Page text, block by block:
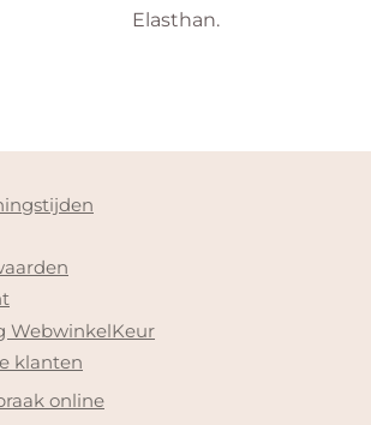
Elasthan.
WebwinkelKeur
klanten
online